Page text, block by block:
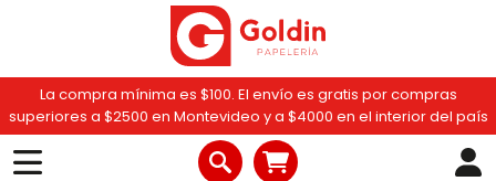
La compra mínima es $100. El envío es gratis por compras
superiores a $2500 en Montevideo y a $4000 en el interior del país